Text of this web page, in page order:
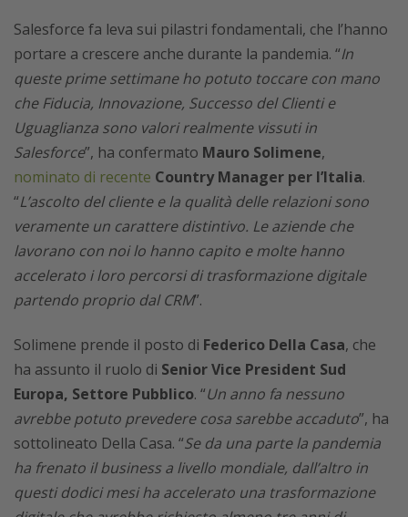
Salesforce fa leva sui pilastri fondamentali, che l’hanno
portare a crescere anche durante la pandemia. “In
queste prime settimane ho potuto toccare con mano
che Fiducia, Innovazione, Successo del Clienti e
Uguaglianza sono valori realmente vissuti in
Salesforce”, ha confermato Mauro Solimene,
nominato di recente Country Manager per l’Italia.
“L’ascolto del cliente e la qualità delle relazioni sono
veramente un carattere distintivo. Le aziende che
lavorano con noi lo hanno capito e molte hanno
accelerato i loro percorsi di trasformazione digitale
partendo proprio dal CRM”.
Solimene prende il posto di Federico Della Casa, che
ha assunto il ruolo di Senior Vice President Sud
Europa, Settore Pubblico. “Un anno fa nessuno
avrebbe potuto prevedere cosa sarebbe accaduto”, ha
sottolineato Della Casa. “Se da una parte la pandemia
ha frenato il business a livello mondiale, dall’altro in
questi dodici mesi ha accelerato una trasformazione